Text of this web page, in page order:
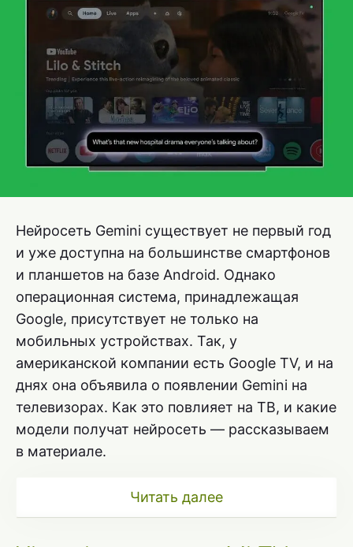
Нейросеть Gemini существует не первый год
и уже доступна на большинстве смартфонов
и планшетов на базе Android. Однако
операционная система, принадлежащая
Google, присутствует не только на
мобильных устройствах. Так, у
американской компании есть Google TV, и на
днях она объявила о появлении Gemini на
телевизорах. Как это повлияет на ТВ, и какие
модели получат нейросеть — рассказываем
в материале.
Читать далее